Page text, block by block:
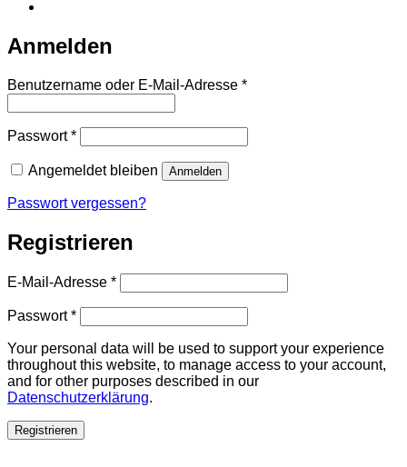
Anmelden
Benutzername oder E-Mail-Adresse *Erforderlich
Passwort*Erforderlich
Angemeldet bleiben Anmelden
Passwort vergessen?
Registrieren
E-Mail-Adresse *Erforderlich
Passwort*Erforderlich
Your personal data will be used to support your experience
throughout this website, to manage access to your account,
and for other purposes described in our
Datenschutzerklärung.
Registrieren